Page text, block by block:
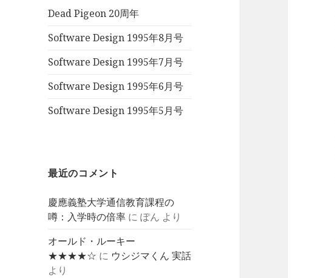
Dead Pigeon 20周年
Software Design 1995年8月号
Software Design 1995年7月号
Software Design 1995年6月号
Software Design 1995年5月号
最近のコメント
慶應義塾大学通信教育課程の
噂：入学時の倍率 にぽん より
オールド・ルーキー
★★★★☆ に ウシジマくん 実話
より